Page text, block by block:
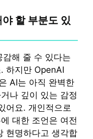
할 부분도 있
해 줄 수 있다는
하지만 OpenAI
AI는 아직 완벽한
나 깊이 있는 감정
어요. 개인적으로
대한 조언은 여전
현명하다고 생각합